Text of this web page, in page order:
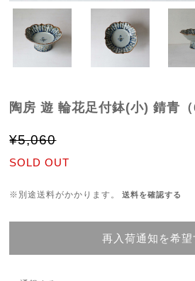
陶房 遊 輪花足付鉢(小) 錆青（
¥5,060
SOLD OUT
※別途送料がかかります。 送料を確認する
再入荷通知を希望